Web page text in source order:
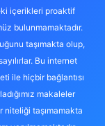
içerikleri proaktif
bulunmamaktadır.
taşımakta olup,
Bu internet
ile hiçbir bağlantısı
makaleler
niteliği taşımamakta